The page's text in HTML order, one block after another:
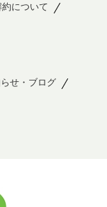
約について
せ・ブログ